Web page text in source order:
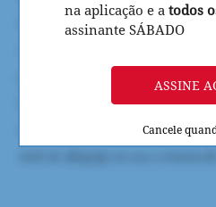
na aplicação e a todos
assinante SÁBADO
ASSINE
Cancele